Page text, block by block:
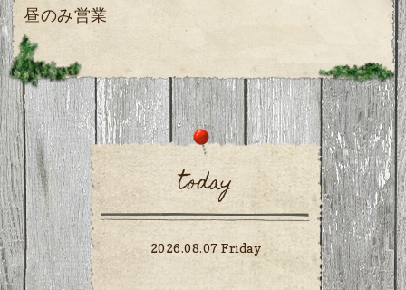
昼のみ営業
today
2026.08.07 Friday